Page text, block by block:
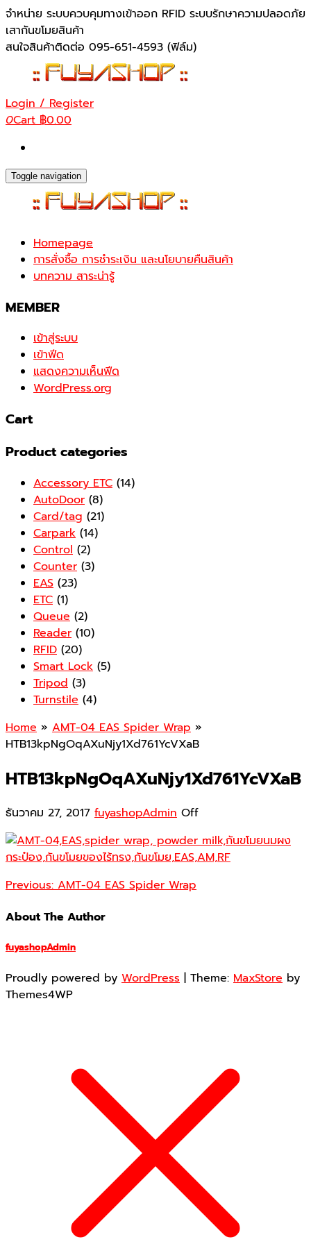
Skip
to
the
content
จำหน่าย ระบบควบคุมทางเข้าออก RFID ระบบรักษาความปลอดภัย
เสากันขโมยสินค้า
สนใจสินค้าติดต่อ 095-651-4593 (ฟิล์ม)
Login / Register
0Cart฿0.00
Toggle navigation
Homepage
การสั่งซื้อ การชำระเงิน และนโยบายคืนสินค้า
บทความ สาระน่ารู้
MEMBER
เข้าสู่ระบบ
เข้าฟีด
แสดงความเห็นฟีด
WordPress.org
Cart
Product categories
Accessory ETC (14)
AutoDoor (8)
Card/tag (21)
Carpark (14)
Control (2)
Counter (3)
EAS (23)
ETC (1)
Queue (2)
Reader (10)
RFID (20)
Smart Lock (5)
Tripod (3)
Turnstile (4)
Home » AMT-04 EAS Spider Wrap »
HTB13kpNgOqAXuNjy1Xd761YcVXaB
HTB13kpNgOqAXuNjy1Xd761YcVXaB
ธันวาคม 27, 2017 fuyashopAdmin Off
Previous:AMT-04 EAS Spider Wrap
About The Author
fuyashopAdmin
Proudly powered by WordPress | Theme: MaxStore by
Themes4WP